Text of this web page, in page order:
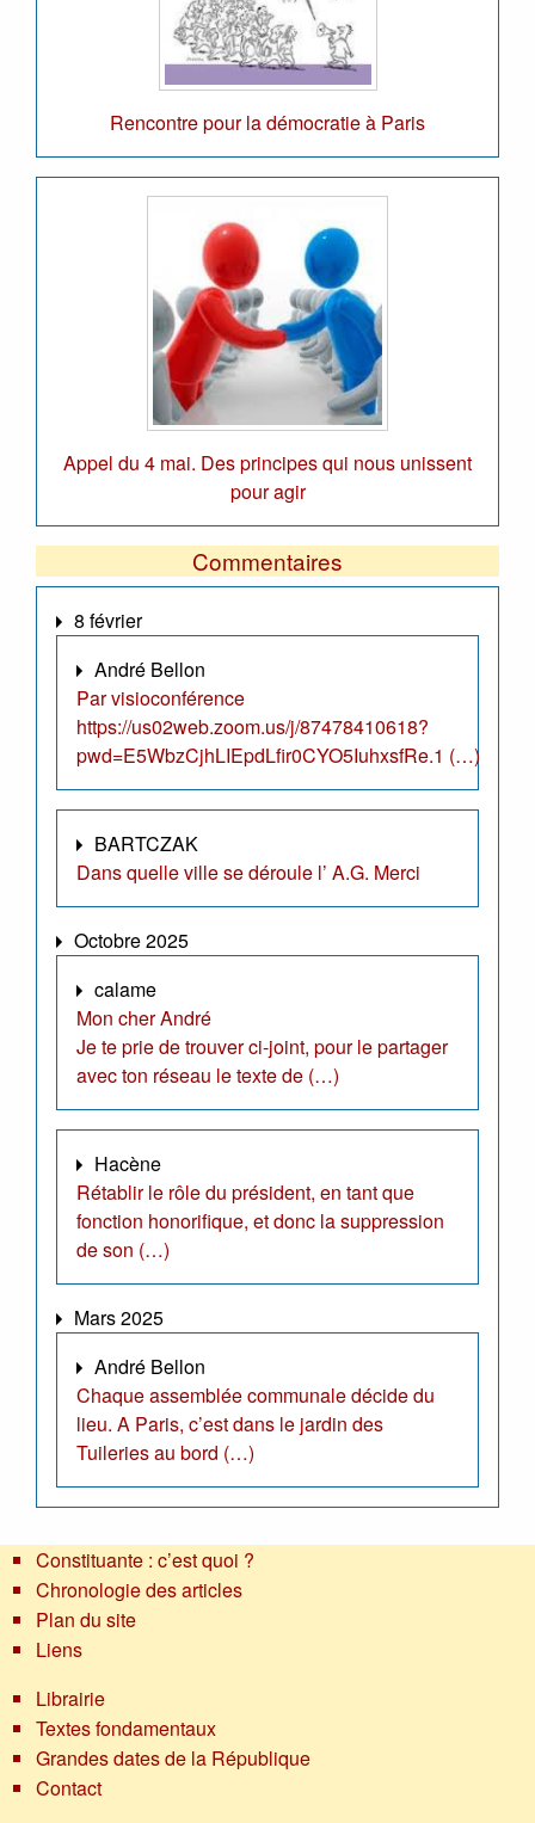
Rencontre pour la démocratie à Paris
Appel du 4 mai. Des principes qui nous unissent
pour agir
Commentaires
8 février
André Bellon
Par visioconférence
https://us02web.zoom.us/j/87478410618?
pwd=E5WbzCjhLIEpdLfir0CYO5IuhxsfRe.1 (…)
BARTCZAK
Dans quelle ville se déroule l’ A.G. Merci
Octobre 2025
calame
Mon cher André
Je te prie de trouver ci-joint, pour le partager
avec ton réseau le texte de (…)
Hacène
Rétablir le rôle du président, en tant que
fonction honorifique, et donc la suppression
de son (…)
Mars 2025
André Bellon
Chaque assemblée communale décide du
lieu. A Paris, c’est dans le jardin des
Tuileries au bord (…)
Constituante : c’est quoi ?
Chronologie des articles
Plan du site
Liens
Librairie
Textes fondamentaux
Grandes dates de la République
Contact